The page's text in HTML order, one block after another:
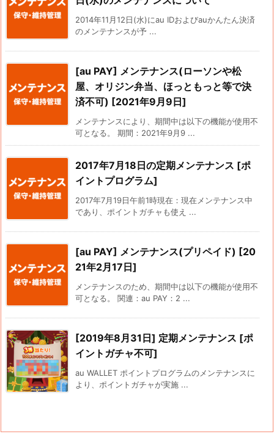
2014年11月12日(水)にau IDおよびauかんたん決済
のメンテナンスが予 ...
[au PAY] メンテナンス(ローソンや松
屋、オリジン弁当、ほっともっと等で決
済不可) [2021年9月9日]
メンテナンスにより、期間中は以下の機能が使用不
可となる。 期間：2021年9月9 ...
2017年7月18日の定期メンテナンス [ポ
イントプログラム]
2017年7月19日午前1時現在：現在メンテナンス中
であり、ポイントガチャも使え ...
[au PAY] メンテナンス(プリペイド) [20
21年2月17日]
メンテナンスのため、期間中は以下の機能が使用不
可となる。 関連：au PAY：2 ...
[2019年8月31日] 定期メンテナンス [ポ
イントガチャ不可]
au WALLET ポイントプログラムのメンテナンスに
より、ポイントガチャが実施 ...